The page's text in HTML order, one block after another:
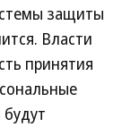
защиты
Власти
принятия